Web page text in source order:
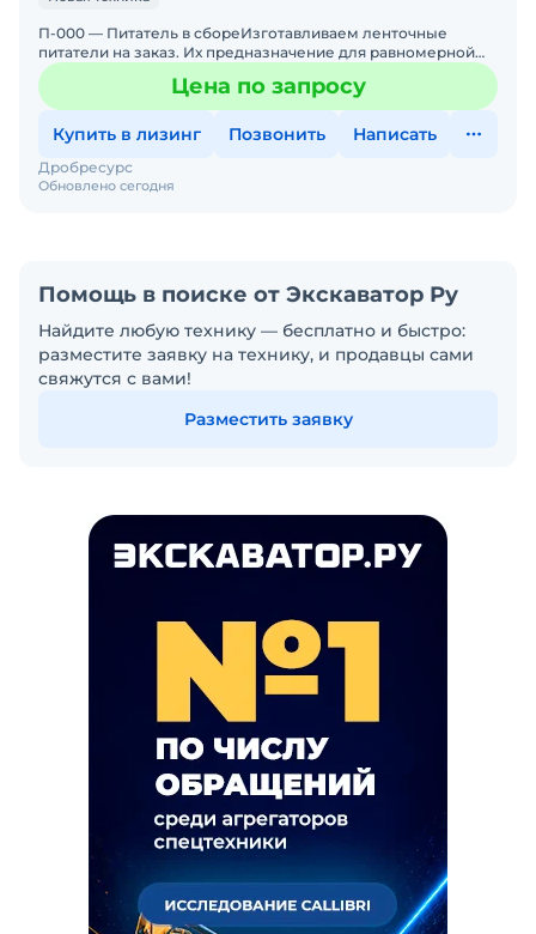
П-000 — Питатель в сбореИзготавливаем ленточные
питатели на заказ. Их предназначение для равномерной
регулируемой подачи сыпучих материалов из накопительн
Цена по запросу
Купить в лизинг Позвонить Написать
Обновлено сегодня
Дробресурс
Помощь в поиске от Экскаватор Ру
Найдите любую технику — бесплатно и быстро:
разместите заявку на технику, и продавцы сами
свяжутся с вами!
Разместить заявку